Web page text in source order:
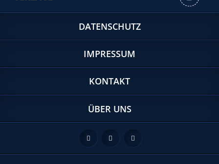
DATENSCHUTZ
IMPRESSUM
KONTAKT
ÜBER UNS
Feed